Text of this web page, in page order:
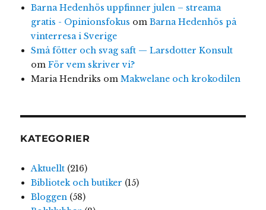
Barna Hedenhös uppfinner julen – streama
gratis - Opinionsfokus om Barna Hedenhös på
vinterresa i Sverige
Små fötter och svag saft — Larsdotter Konsult
om För vem skriver vi?
Maria Hendriks om Makwelane och krokodilen
KATEGORIER
Aktuellt(216)
Bibliotek och butiker (15)
Bloggen(58)